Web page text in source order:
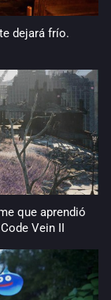
dejará frío.
que aprendió
Vein II